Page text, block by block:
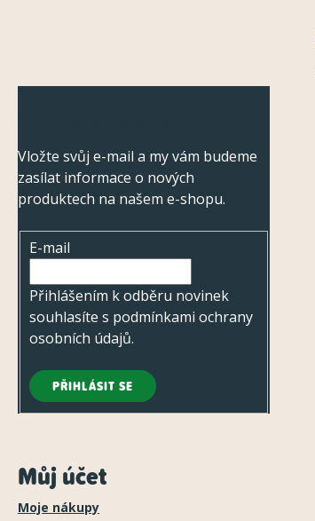
Vložte svůj e-mail a my vám budeme
zasílat informace o nových
produktech na našem e-shopu.
E-mail
Přihlášením k odběru novinek
souhlasíte s podmínkami ochrany
osobních údajů.
PŘIHLÁSIT SE
Můj účet
Moje nákupy